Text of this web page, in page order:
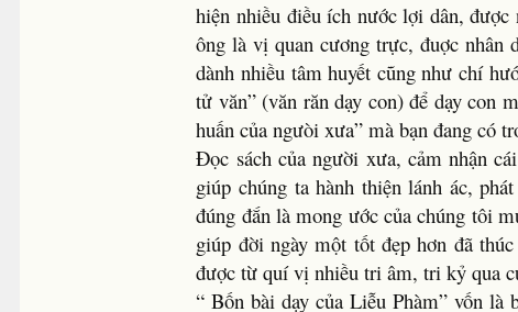
hiện nhiều điều ích nước lợi dân,
ông là vị quan cương trực, đuợc nhân
dành nhiều tâm huyết cũng như chí
tử văn” (văn răn dạy con) để dạy con
huấn của ngưòi xưa” mà bạn đang có
Đọc sách của người xưa, cảm nhận
giúp chúng ta hành thiện lánh ác,
đúng đắn là mong ước của chúng tôi
giúp đời ngày một tốt đẹp hơn đã
được từ quí vị nhiều tri âm, tri kỷ qua
“ Bốn bài dạy của Liễu Phàm” vốn